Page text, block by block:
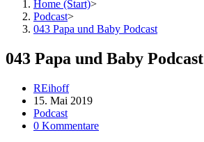
Home (Start)>
Podcast>
043 Papa und Baby Podcast
043 Papa und Baby Podcast
REihoff
15. Mai 2019
Podcast
0 Kommentare